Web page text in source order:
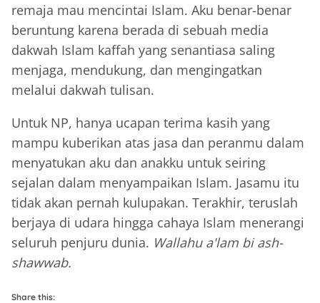
remaja mau mencintai Islam. Aku benar-benar
beruntung karena berada di sebuah media
dakwah Islam kaffah yang senantiasa saling
menjaga, mendukung, dan mengingatkan
melalui dakwah tulisan.
Untuk NP, hanya ucapan terima kasih yang
mampu kuberikan atas jasa dan peranmu dalam
menyatukan aku dan anakku untuk seiring
sejalan dalam menyampaikan Islam. Jasamu itu
tidak akan pernah kulupakan. Terakhir, teruslah
berjaya di udara hingga cahaya Islam menerangi
seluruh penjuru dunia. Wallahu a'lam bi ash-
shawwab.
Share this: